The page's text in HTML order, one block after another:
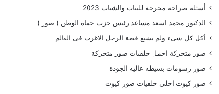
أسئلة صراحة محرجة للبنات والشباب 2023
الدكتور محمد اسعد مساعد رئيس حزب حماة الوطن ( صور )
أكل كل شىء ولم يشبع قصة الرجل الاغرب فى العالم
صور متحركة اجمل خلفيات صور متحركة
صور رسومات بسيطه عاليه الجودة
صور كيوت احلى خلفيات صور كيوت